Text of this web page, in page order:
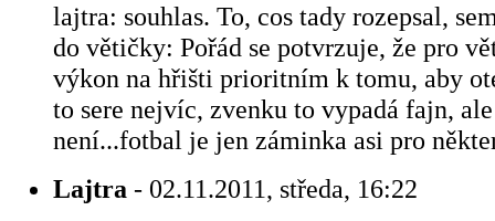
lajtra: souhlas. To, cos tady rozepsal,
do větičky: Pořád se potvrzuje, že pro
výkon na hřišti prioritním k tomu, aby
to sere nejvíc, zvenku to vypadá fajn,
není...fotbal je jen záminka asi pro
Lajtra - 02.11.2011, středa, 16:22